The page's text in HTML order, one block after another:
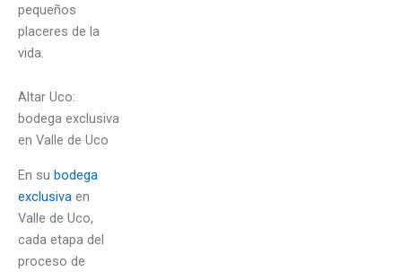
pequeños
placeres de la
vida.
Altar Uco:
bodega exclusiva
en Valle de Uco
En su bodega
exclusiva en
Valle de Uco,
cada etapa del
proceso de